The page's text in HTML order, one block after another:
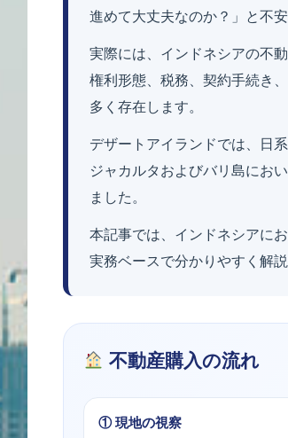
進めて大丈夫なのか？」と不
実際には、インドネシアの不
権利形態、税務、契約手続き
多く存在します。
デザートアイランドでは、日
ジャカルタおよびバリ島にお
ました。
本記事では、インドネシアに
実務ベースで分かりやすく解説
不動産購入の流れ
① 現地の視察